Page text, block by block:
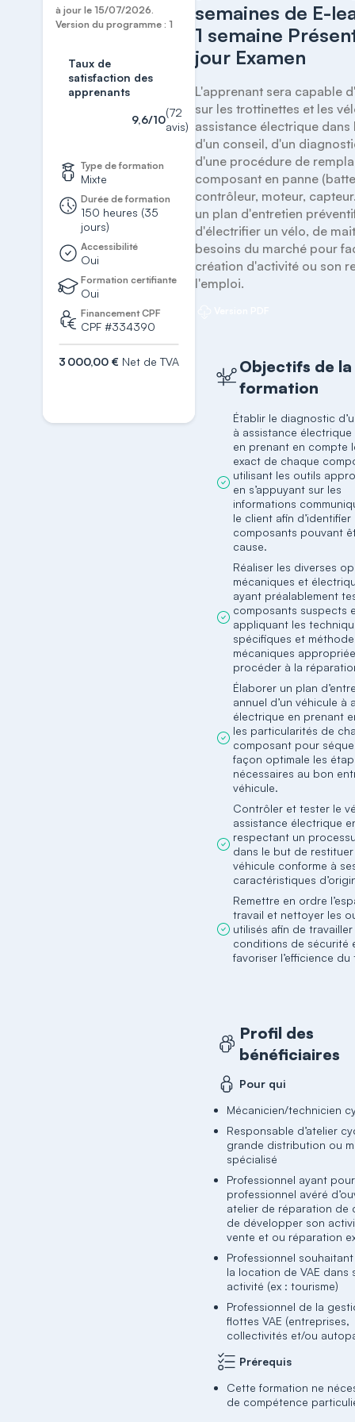
à jour le 15/07/2026.
Version du programme : 1
Taux de
satisfaction des
apprenants
9,6/10
(72
avis)
Type de formation
Mixte
Durée de formation
150 heures (35
jours)
Accessibilité
Oui
Formation certifiante
Oui
Financement CPF
CPF #334390
3 000,00 € Net de TVA
semaines de E-
1 semaine
jour Examen
L'apprenant sera capable
sur les trottinettes et les
assistance électrique dans
d'un conseil, d'un
d'une procédure de
composant en panne
contrôleur, moteur,
un plan d'entretien
d'électrifier un vélo, de
besoins du marché pour
création d'activité ou son
l'emploi.
Objectifs de la
formation
Établir le diagnostic
à assistance
en prenant en compte
exact de chaque
utilisant les outils
en s’appuyant sur les
informations
le client afin
composants pouvant
cause.
Réaliser les diverses
mécaniques et
ayant préalablement
composants suspects
appliquant les
spécifiques et
mécaniques
procéder à la
Élaborer un plan
annuel d’un véhicule à
électrique en prenant
les particularités de
composant pour
façon optimale les
nécessaires au bon
véhicule.
Contrôler et tester le
assistance électrique
respectant un
dans le but de
véhicule conforme à
caractéristiques
Remettre en ordre
travail et nettoyer les
utilisés afin de
conditions de sécurité
favoriser l’efficience du
Profil des
bénéficiaires
Pour qui
Mécanicien/technicien
Responsable d’atelier
grande distribution ou
spécialisé
Professionnel ayant
professionnel avéré
atelier de réparation de
de développer son
vente et ou réparation
Professionnel
la location de VAE dans
activité (ex : tourisme)
Professionnel de la
flottes VAE (entreprises,
collectivités et/ou
Prérequis
Cette formation ne
de compétence